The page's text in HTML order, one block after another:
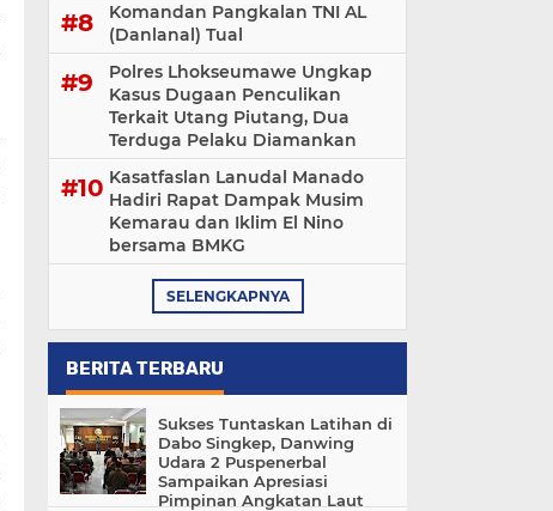
Komandan Pangkalan TNI AL
(Danlanal) Tual
Polres Lhokseumawe Ungkap
Kasus Dugaan Penculikan
Terkait Utang Piutang, Dua
Terduga Pelaku Diamankan
Kasatfaslan Lanudal Manado
Hadiri Rapat Dampak Musim
Kemarau dan Iklim El Nino
bersama BMKG
SELENGKAPNYA
BERITA TERBARU
Sukses Tuntaskan Latihan di
Dabo Singkep, Danwing
Udara 2 Puspenerbal
Sampaikan Apresiasi
Pimpinan Angkatan Laut